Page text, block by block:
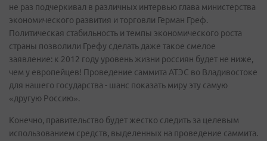
не раз подчеркивал в различных интервью глава министерства
экономического развития и торговли Герман Греф.
Политическая стабильность и темпы экономического роста
страны позволили Грефу сделать даже такое смелое
заявление: к 2012 году уровень жизни россиян будет не ниже,
чем у европейцев! Проведение саммита АТЭС во Владивостоке
для нашего государства - шанс показать миру эту самую
«другую Россию».
Конечно, правительство будет жестко следить за целевым
использованием средств, выделенных на проведение саммита.